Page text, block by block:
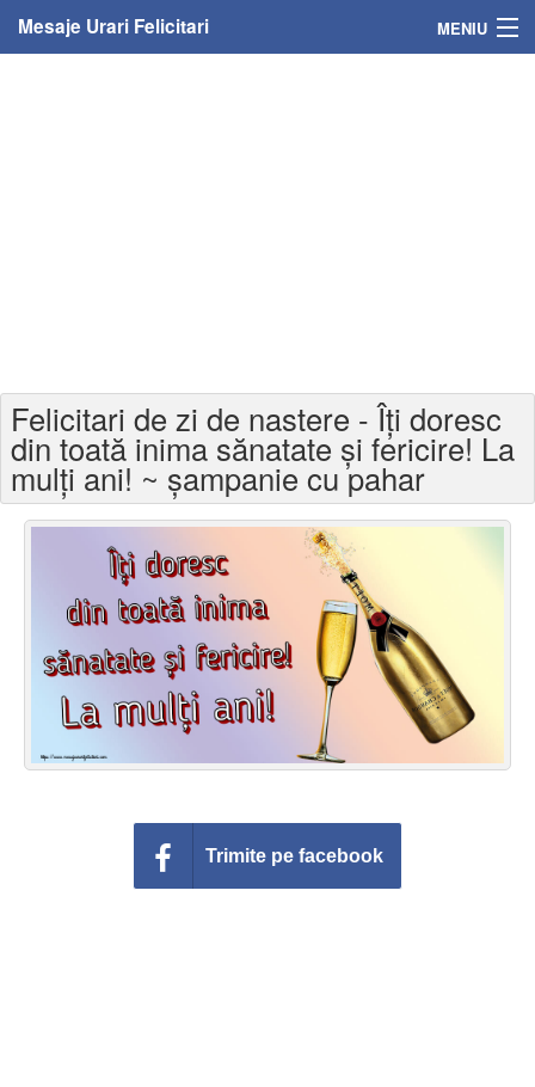
Mesaje Urari Felicitari MENIU
Felicitari varsta
Felicitari zilele anului
Felicitari zile saptamana
Felicitari muzicale
Felicitari muzicale personalizate
Felicitari animate
Invitatii personalizate
Felicitari de zi de nastere - Îți doresc
din toată inima sănatate și fericire! La
mulți ani! ~ șampanie cu pahar
Trimite pe facebook